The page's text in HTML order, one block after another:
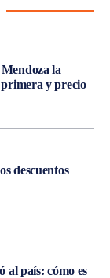
la
y precio
descuentos
al país: cómo es